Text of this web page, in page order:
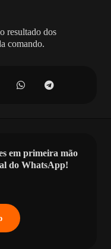
resultado dos
comando.
em primeira mão
do WhatsApp!